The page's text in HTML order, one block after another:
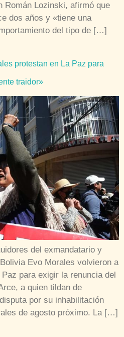
Román Lozinski, afirmó que
dos años y «tiene una
del tipo de […]
protestan en La Paz para
traidor»
del exmandatario y
Evo Morales volvieron a
para exigir la renuncia del
a quien tildan de
por su inhabilitación
de agosto próximo. La […]